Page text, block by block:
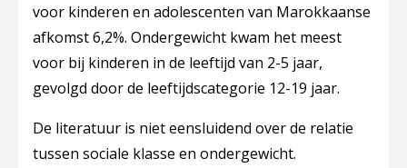
voor kinderen en adolescenten van Marokkaanse
afkomst 6,2%. Ondergewicht kwam het meest
voor bij kinderen in de leeftijd van 2-5 jaar,
gevolgd door de leeftijdscategorie 12-19 jaar.
De literatuur is niet eensluidend over de relatie
tussen sociale klasse en ondergewicht.